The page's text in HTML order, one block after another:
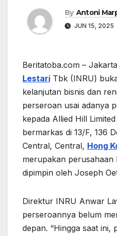
By Antoni
JUN 15, 2025
Beritatoba.com –
Lestari Tbk (INRU)
kelanjutan bisnis dan
perseroan usai adanya
kepada Allied Hill
bermarkas di 13/F, 136
Central, Central, Hong
merupakan perusahaan
dipimpin oleh Joseph
Direktur INRU Anwar
perseroannya belum
depan. “Hingga saat ini,